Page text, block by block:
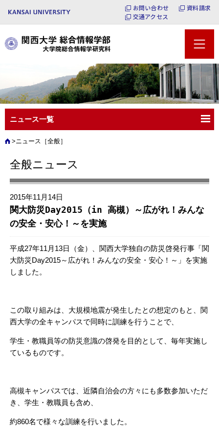
お問い合わせ
資料請求
交通アクセス
ニュース一覧
ニュース［全般］
全般ニュース
2015年11月14日
関大防災Day2015（in 高槻）～広がれ！みんな
の安全・安心！～を実施
平成27年11月13日（金）、関西大学独自の防災啓発行事「関
大防災Day2015～広がれ！みんなの安全・安心！～」を実施
しました。
この取り組みは、大規模地震が発生したとの想定のもと、関
西大学の全キャンパスで同時に訓練を行うことで、
学生・教職員等の防災意識の啓発を目的として、毎年実施し
ているものです。
高槻キャンパスでは、近隣自治会の方々にも多数参加いただ
き、学生・教職員も含め、
約860名で様々な訓練を行いました。